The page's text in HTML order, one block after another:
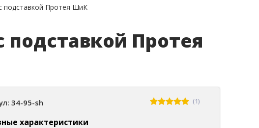
подставкой Протея ШиК
Протея
34-95-sh (1)
характеристики